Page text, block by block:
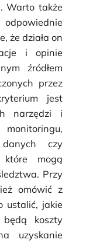
Warto także
że działa on
i opinie
źródłem
przez
jest
narzędzi i
czy
mogą
Przy
omówić z
ustalić, jakie
koszty
uzyskanie